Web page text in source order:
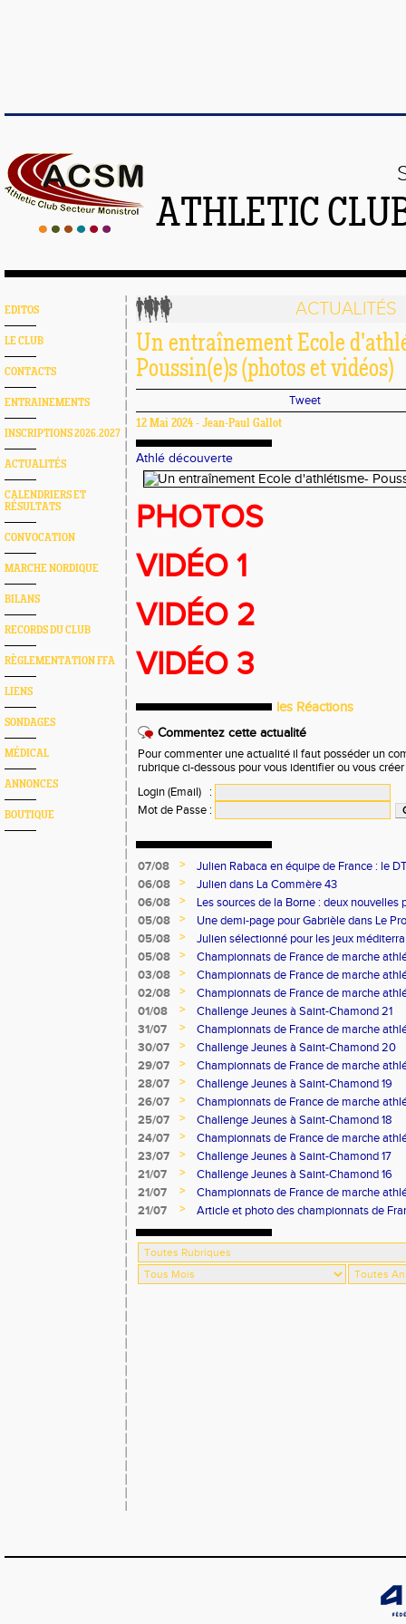
ATHLETIC
EDITOS
LE CLUB
CONTACTS
ENTRAINEMENTS
INSCRIPTIONS 2026.2027
ACTUALITÉS
CALENDRIERS ET
RÉSULTATS
CONVOCATION
MARCHE NORDIQUE
BILANS
RECORDS DU CLUB
RÈGLEMENTATION FFA
LIENS
SONDAGES
MÉDICAL
ANNONCES
BOUTIQUE
ACTUALITÉS
Un entraînement Ecole
Poussin(e)s (photos et vidéos)
Tweet
12 Mai 2024 - Jean-Paul Gallot
Athlé découverte
PHOTOS
VIDÉO 1
VIDÉO 2
VIDÉO 3
les Réactions
Commentez cette actualité
Pour commenter une actualité il faut posséder un
rubrique ci-dessous pour vous identifier ou vous
Login (Email)
:
Mot de Passe :
07/08 >
Julien Rabaca en équipe de France : le
06/08
>
Julien dans La Commère 43
06/08
>
Les sources de la Borne : deux nouvelles
05/08
>
Une demi-page pour Gabrièle dans Le
05/08
>
Julien sélectionné pour les jeux
05/08
>
Championnats de France de marche
03/08
>
Championnats de France de marche
02/08
>
Championnats de France de marche
01/08
>
Challenge Jeunes à Saint-Chamond 21
31/07
>
Championnats de France de marche
30/07
>
Challenge Jeunes à Saint-Chamond 20
29/07
>
Championnats de France de marche
28/07
>
Challenge Jeunes à Saint-Chamond 19
26/07
>
Championnats de France de marche
25/07
>
Challenge Jeunes à Saint-Chamond 18
24/07
>
Championnats de France de marche
23/07
>
Challenge Jeunes à Saint-Chamond 17
21/07
>
Challenge Jeunes à Saint-Chamond 16
21/07
>
Championnats de France de marche
21/07
>
Article et photo des championnats de